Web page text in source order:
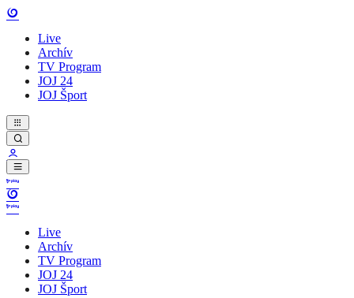
Live
Archív
TV Program
JOJ 24
JOJ Šport
Live
Archív
TV Program
JOJ 24
JOJ Šport